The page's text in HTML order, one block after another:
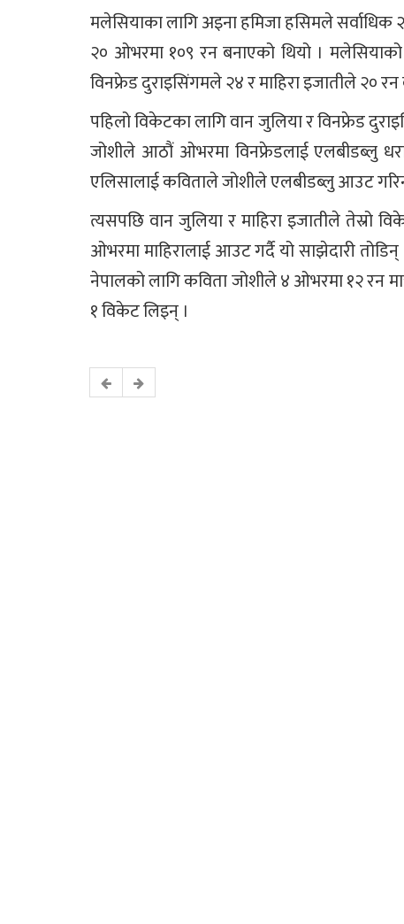
मलेसियाका लागि अइना हमिजा हसिमले
२० ओभरमा १०९ रन बनाएको थियो ।
विनफ्रेड दुराइसिंगमले २४ र माहिरा इजातीले २० रन
पहिलो विकेटका लागि वान जुलिया र विनफ्रेड
जोशीले आठौं ओभरमा विनफ्रेडलाई एलबीडब्लु
एलिसालाई कविताले जोशीले एलबीडब्लु आउट
त्यसपछि वान जुलिया र माहिरा इजातीले तेस्रो
ओभरमा माहिरालाई आउट गर्दै यो साझेदारी
नेपालको लागि कविता जोशीले ४ ओभरमा १२ रन
१ विकेट लिइन् ।